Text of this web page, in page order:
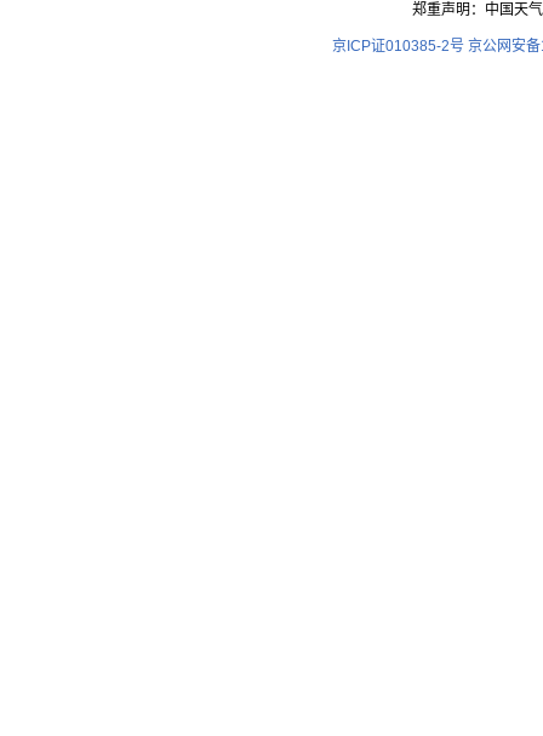
郑重声明：中国天
京ICP证010385-2号 京公网安